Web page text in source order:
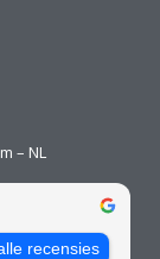
– NL
recensies